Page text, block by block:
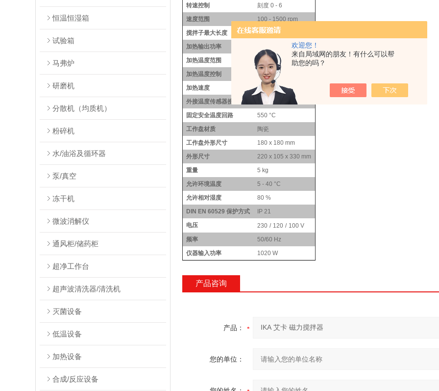
欢迎您！
来自局域网的朋友！有什么可以帮
助您的吗？
恒温恒湿箱
试验箱
马弗炉
研磨机
分散机（均质机）
粉碎机
水/油浴及循环器
泵/真空
冻干机
微波消解仪
通风柜/储药柜
超净工作台
超声波清洗器/清洗机
灭菌设备
低温设备
加热设备
合成/反应设备
转速控制
刻度 0 - 6
速度范围
100 - 1500 rpm
搅拌子最大长度
80 mm
加热输出功率
加热温度范围
50 - 500°C
加热温度控制
LED
加热速度
5 K/min
外接温度传感器接口
ETS-D5
固定安全温度回路
550°C
工作盘材质
陶瓷
工作盘外形尺寸
180 x 180 mm
外形尺寸
220 x 105 x 330 mm
重量
5 kg
允许环境温度
5 - 40 °C
允许相对湿度
80 %
DIN EN 60529保护方式
IP 21
电压
230 / 120 / 100 V
频率
50/60 Hz
仪器输入功率
1020 W
产品咨询
产品：
您的单位：